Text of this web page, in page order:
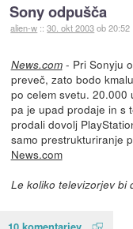
Sony odpušča
alien-w ::30. okt 2003ob 20:52
News.com- Pri Sonyju
preveč, zato bodo
po celem svetu. 20.000
pa je upad prodaje in s
prodali dovolj
samo prestrukturiranje
News.com
Le koliko televizorjev bi